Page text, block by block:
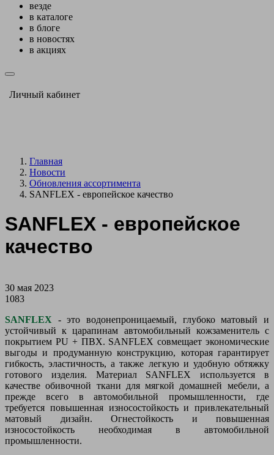
везде
в каталоге
в блоге
в новостях
в акциях
Личный кабинет
Главная
Новости
Обновления ассортимента
SANFLEX - европейское качество
SANFLEX - европейское
качество
30 мая 2023
1083
SANFLEX
- это водонепроницаемый, глубоко матовый и
устойчивый к царапинам автомобильный кожзаменитель с
покрытием PU + ПВХ. SANFLEX совмещает экономические
выгоды и продуманную конструкцию, которая гарантирует
гибкость, эластичность, а также легкую и удобную обтяжку
готового изделия. Материал SANFLEX используется в
качестве обивочной ткани для мягкой домашней мебели, а
прежде всего в автомобильной промышленности, где
требуется повышенная износостойкость и привлекательный
матовый дизайн. Огнестойкость и повышенная
износостойкость необходимая в автомобильной
промышленности.